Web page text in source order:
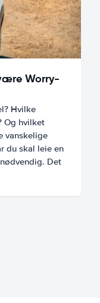
Worry-
Hvilke
Og hvilket
vanskelige
du skal leie en
Det